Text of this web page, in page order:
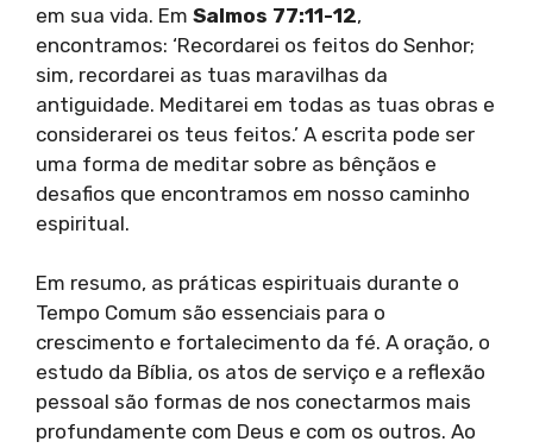
em sua vida. Em Salmos 77:11-12,
encontramos: ‘Recordarei os feitos do Senhor;
sim, recordarei as tuas maravilhas da
antiguidade. Meditarei em todas as tuas obras e
considerarei os teus feitos.’ A escrita pode ser
uma forma de meditar sobre as bênçãos e
desafios que encontramos em nosso caminho
espiritual.
Em resumo, as práticas espirituais durante o
Tempo Comum são essenciais para o
crescimento e fortalecimento da fé. A oração, o
estudo da Bíblia, os atos de serviço e a reflexão
pessoal são formas de nos conectarmos mais
profundamente com Deus e com os outros. Ao